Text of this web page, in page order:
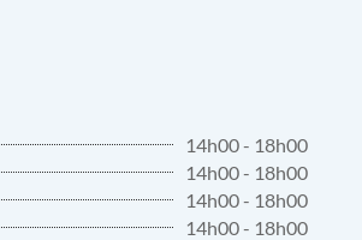
14h00 - 18h00
14h00 - 18h00
14h00 - 18h00
14h00 - 18h00